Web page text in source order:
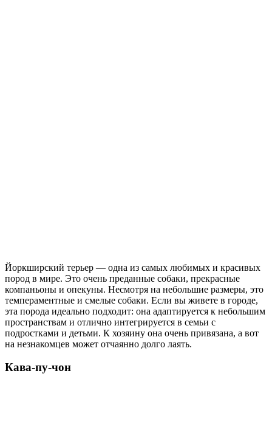
Йоркширский терьер — одна из самых любимых и красивых
пород в мире. Это очень преданные собаки, прекрасные
компаньоны и опекуны. Несмотря на небольшие размеры, это
темпераментные и смелые собаки. Если вы живете в городе,
эта порода идеально подходит: она адаптируется к небольшим
пространствам и отлично интегрируется в семьи с
подростками и детьми. К хозяину она очень привязана, а вот
на незнакомцев может отчаянно долго лаять.
Кава-пу-чон